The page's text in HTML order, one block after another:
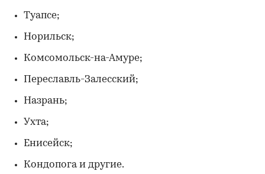
Туапсе;
Норильск;
Комсомольск-на-Амуре;
Переславль-Залесский;
Назрань;
Ухта;
Енисейск;
Кондопога и другие.